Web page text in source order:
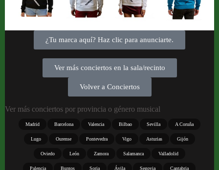
¿Tu marca aquí? Haz clic para anunciarte.
Ver más conciertos en la sala/recinto
Volver a Conciertos
Ver más conciertos por provincia o género musical
Madrid Barcelona Valencia Bilbao Sevilla A Coruña
Lugo Ourense Pontevedra Vigo Asturias Gijón
Oviedo León Zamora Salamanca Valladolid
Palencia Burgos Soria Ávila Segovia Cantabria